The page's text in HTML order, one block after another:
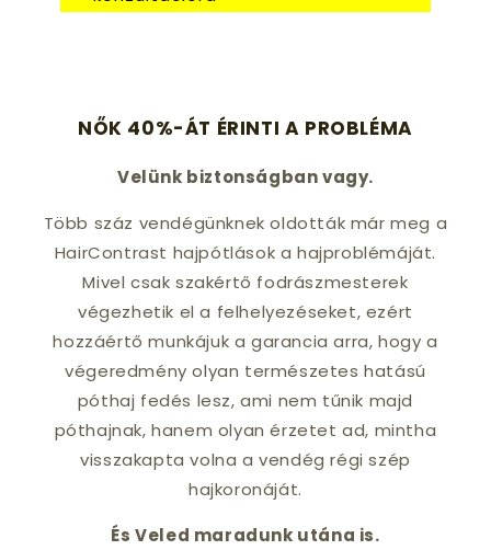
NŐK 40%-ÁT ÉRINTI A PROBLÉMA
Velünk biztonságban vagy.
Több száz vendégünknek oldották már meg a
HairContrast hajpótlások a hajproblémáját.
Mivel csak szakértő fodrászmesterek
végezhetik el a felhelyezéseket, ezért
hozzáértő munkájuk a garancia arra, hogy a
végeredmény olyan természetes hatású
póthaj fedés lesz, ami nem tűnik majd
póthajnak, hanem olyan érzetet ad, mintha
visszakapta volna a vendég régi szép
hajkoronáját.
És Veled maradunk utána is.